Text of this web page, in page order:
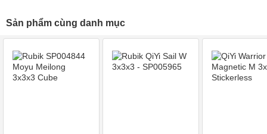
Sản phẩm cùng danh mục